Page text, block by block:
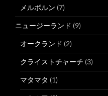
メルボルン (7)
ニュージーランド (9)
オークランド (2)
クライストチャーチ (3)
マタマタ (1)